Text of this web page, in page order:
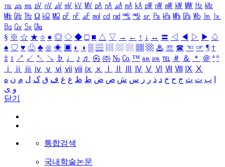
㎱ ㎲ ㎳ ㎴ ㎵ ㎶ ㎷ ㎸ ㎹ ㎀ ㎁ ㎂ ㎃ ㎄ ㎺ ㎻ ㎽ ㎾ ㎿ ㎐ ㎑
㎒ ㎓ ㎔ Ω ㏀ ㏁ ㎊ ㎋ ㎌ ㏖ ㏅ ㎭ ㎮ ㎯ ㏛ ㎩ ㎪ ㎫ ㎬ ㏝ ㏐
㏓
㏃ ㏉ ㏜ ㏆
§ ※ ☆ ★ ○ ● ◎ ◇ ◆ □ ■ △ ▽ → ← ↑ ↓ ↔ 〓 ◁ ◀ ▷ ▶ ♤
♠ ♡ ♥ ♧ ♣ ⊙ ◈ ▣ ◐ ◑ ▒ ▤ ▨ ▧ ▦ ▩ ♨ ☏ ☎ ☜ ☞ ¶ †
‡ ↕ ↗ ↙ ↖ ↘ ♭ ♩ ♪ ♬ ㉿ ㈜ № ㏇ ™ ㏂ ㏘ ℡ ＃ ＆ ＊ ＠ ª º
ⅰ
ⅱ ⅲ ⅳ ⅴ ⅵ ⅶ ⅷ ⅸ ⅹ Ⅳ Ⅴ Ⅵ Ⅶ Ⅷ Ⅸ Ⅹ
ب ت ث ج ح خ د ذ ر ز س ش ص ض ط ظ ع غ ف ق ک ل م ن ه
و ی
닫기
통합검색
국내학술논문